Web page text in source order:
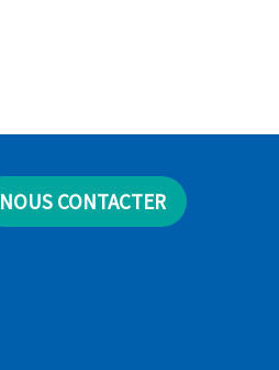
NOUS CONTACTER